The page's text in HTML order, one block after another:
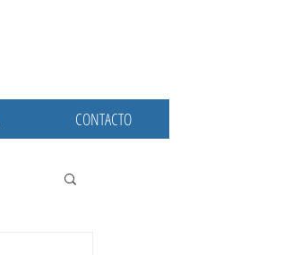
CONTACTO